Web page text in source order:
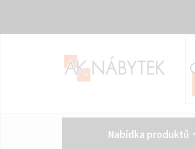
Nabídka produktů